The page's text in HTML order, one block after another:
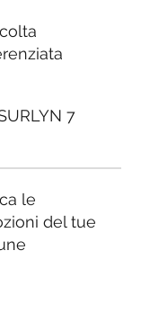
7
le
del tue